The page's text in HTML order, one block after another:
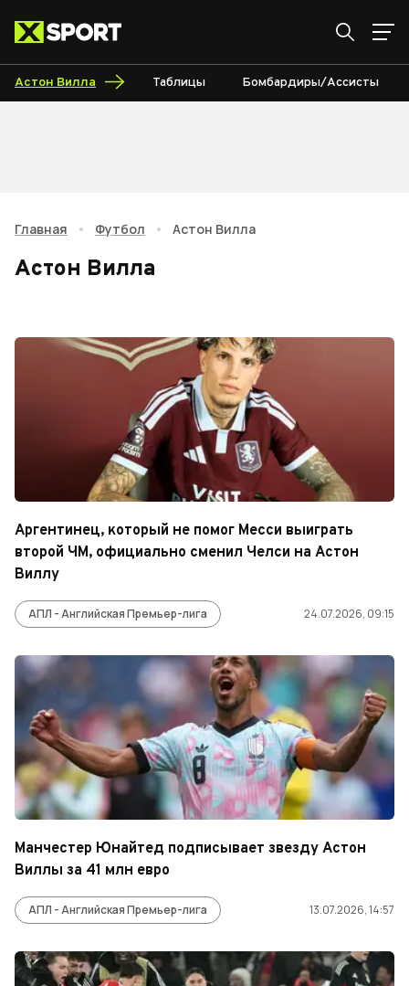
Астон Вилла Таблицы Бомбардиры/Ассисты
Главная • Футбол • Астон Вилла
Астон Вилла
Аргентинец, который не помог Месси выиграть
второй ЧМ, официально сменил Челси на Астон
Виллу
АПЛ - Английская Премьер-лига 24.07.2026, 09:15
Манчестер Юнайтед подписывает звезду Астон
Виллы за 41 млн евро
АПЛ - Английская Премьер-лига 13.07.2026, 14:57